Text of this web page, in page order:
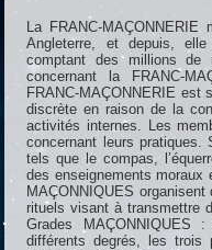
La FRANC-
Angleterre, et depuis,
comptant des millions de
concernant la FRANC-
FRANC-MAÇONNERIE est
discrète en raison de la
activités internes. Les
concernant leurs
tels que le compas,
des enseignements
MAÇONNIQUES
rituels visant à transmettre
Grades MAÇONNIQUES
différents degrés, les trois